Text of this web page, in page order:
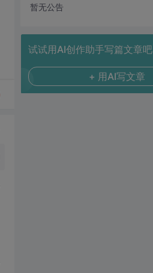
暂无公告
试试用AI创作助手写篇文章吧
+ 用AI写文章